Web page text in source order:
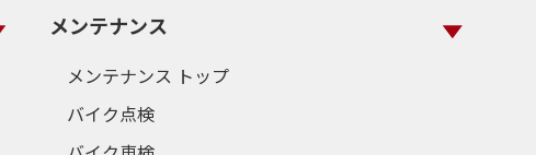
メンテナンス
メンテナンス トップ
バイク点検